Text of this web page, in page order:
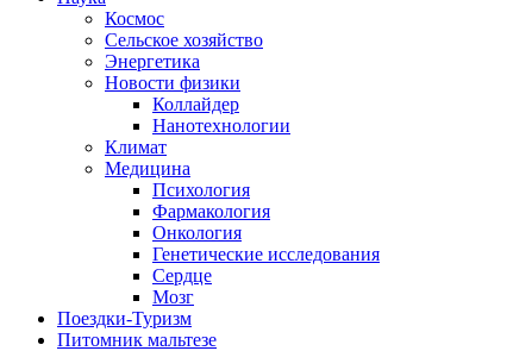
Космос
Сельское хозяйство
Энергетика
Новости физики
Коллайдер
Нанотехнологии
Климат
Медицина
Психология
Фармакология
Онкология
Генетические исследования
Сердце
Мозг
Поездки-Туризм
Питомник мальтезе